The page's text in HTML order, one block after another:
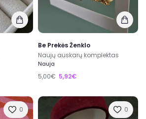
Be Prekės Ženklo
Naujų auskarų komplektas
Nauja
5,00€ 5,92€
0 0